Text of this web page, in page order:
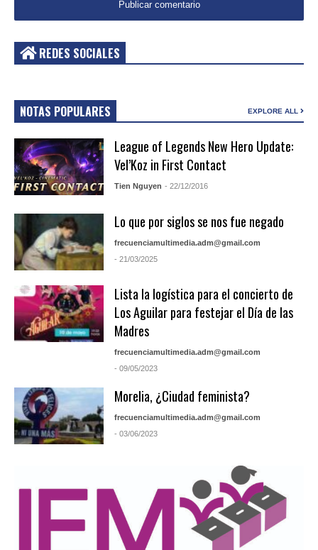
REDES SOCIALES
NOTAS POPULARES EXPLORE ALL
League of Legends New Hero Update:
Vel’Koz in First Contact
Tien Nguyen - 22/12/2016
Lo que por siglos se nos fue negado
frecuenciamultimedia.adm@gmail.com
- 21/03/2025
Lista la logística para el concierto de
Los Aguilar para festejar el Día de las
Madres
frecuenciamultimedia.adm@gmail.com
- 09/05/2023
Morelia, ¿Ciudad feminista?
frecuenciamultimedia.adm@gmail.com
- 03/06/2023